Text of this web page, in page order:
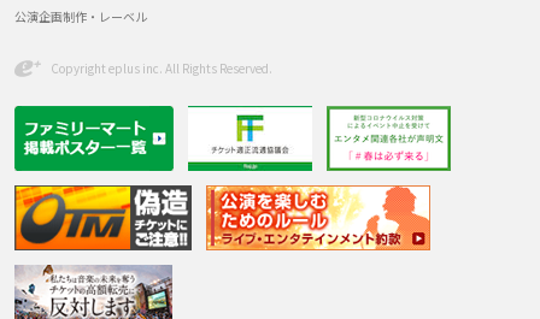
公演企画制作・レーベル
Copyright eplus inc. All Rights Reserved.